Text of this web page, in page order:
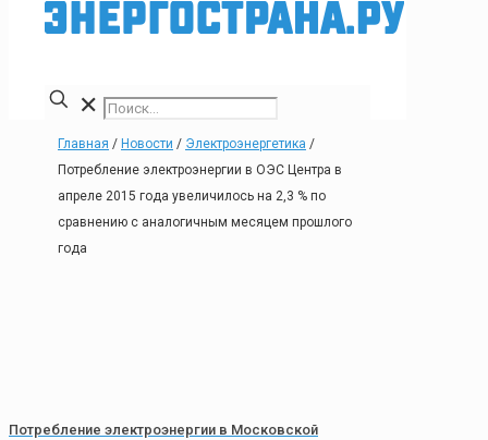
✕
Главная / Новости / Электроэнергетика /
Потребление электроэнергии в ОЭС Центра в
апреле 2015 года увеличилось на 2,3 % по
сравнению с аналогичным месяцем прошлого
года
Потребление электроэнергии в Московской